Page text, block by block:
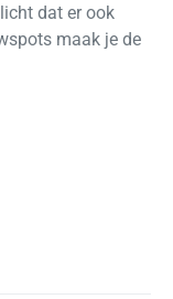
dat er ook
maak je de